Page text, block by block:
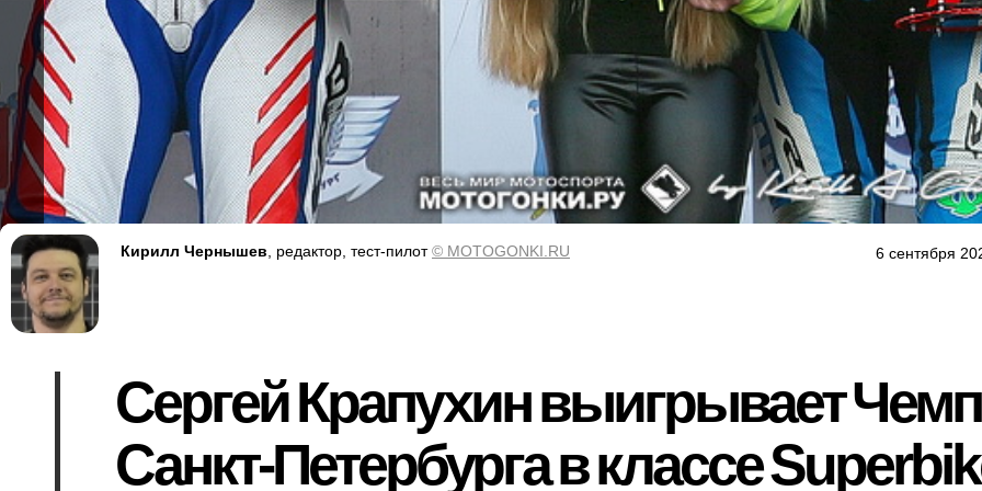
6 сентября
Кирилл Чернышев , редактор, тест-пилот© MOTOGONKI.RU
Сергей Крапухин выигрывает
Санкт-Петербурга в классе